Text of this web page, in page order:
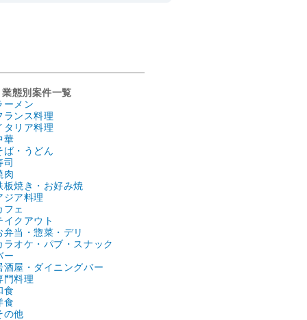
業態別案件一覧
ーメン
ランス料理
タリア料理
華
ば・うどん
司
肉
板焼き・お好み焼
ジア料理
フェ
イクアウト
弁当・惣菜・デリ
ラオケ・パブ・スナック
ー
酒屋・ダイニングバー
門料理
食
食
の他